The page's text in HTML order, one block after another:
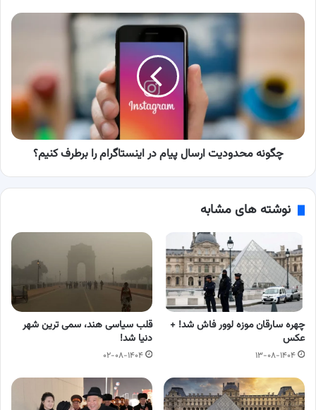
چگونه
اینستاگرام
برطرف
کنیم؟
چگونه محدودیت ارسال پیام در اینستاگرام را برطرف کنیم؟
نوشته های مشابه
چهره سارقان موزه لوور فاش شد! +
عکس
۱۳-۰۸-۱۴۰۴
قلب سیاسی هند، سمی ترین شهر
دنیا شد!
۰۲-۰۸-۱۴۰۴